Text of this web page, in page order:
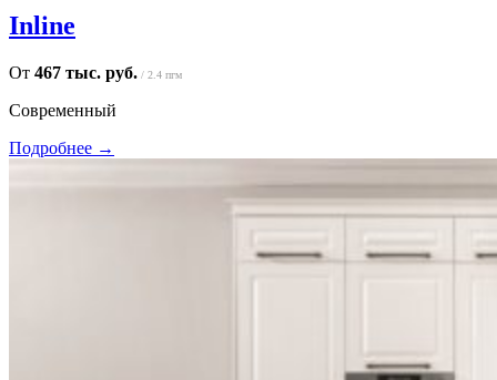
Inline
От 467 тыс. руб. / 2.4 пгм
Современный
Подробнее →